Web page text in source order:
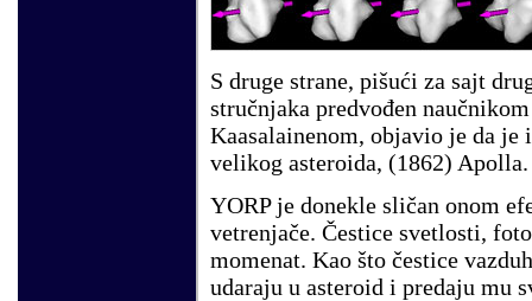
S druge strane, pišući za sajt
stručnjaka predvođen
Kaasalainenom, objavio je da
velikog asteroida, (1862) Apolla.
YORP je donekle sličan onom
vetrenjače. Čestice svetlosti,
momenat. Kao što čestice
udaraju u asteroid i predaju mu